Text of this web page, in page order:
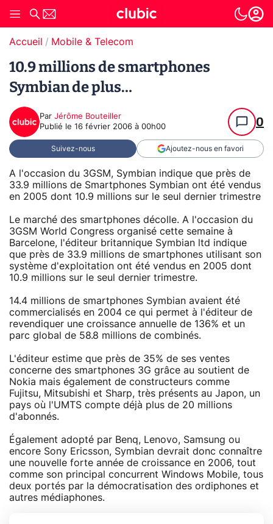
Accueil Mobile & Telecom
10.9 millions de smartphones
Symbian de plus…
Par Jérôme Bouteiller
Publié le 16 février 2006 à 00h00 0
Suivez-nous Ajoutez-nous en favori
A l'occasion du 3GSM, Symbian indique que près de
33.9 millions de Smartphones Symbian ont été vendus
en 2005 dont 10.9 millions sur le seul dernier trimestre
Le marché des smartphones décolle. A l'occasion du
3GSM World Congress organisé cette semaine à
Barcelone, l'éditeur britannique Symbian ltd indique
que près de 33.9 millions de smartphones utilisant son
système d'exploitation ont été vendus en 2005 dont
10.9 millions sur le seul dernier trimestre.
14.4 millions de smartphones Symbian avaient été
commercialisés en 2004 ce qui permet à l'éditeur de
revendiquer une croissance annuelle de 136% et un
parc global de 58.8 millions de combinés.
L'éditeur estime que près de 35% de ses ventes
concerne des smartphones 3G grâce au soutient de
Nokia mais également de constructeurs comme
Fujitsu, Mitsubishi et Sharp, très présents au Japon, un
pays où l'UMTS compte déjà plus de 20 millions
d'abonnés.
Également adopté par Benq, Lenovo, Samsung ou
encore Sony Ericsson, Symbian devrait donc connaître
une nouvelle forte année de croissance en 2006, tout
comme son principal concurrent Windows Mobile, tous
deux portés par la démocratisation des ordiphones et
autres médiaphones.